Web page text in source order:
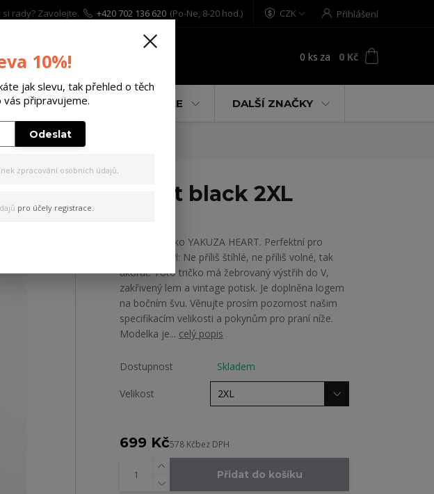
CZK Přihlášení
si rady? Zavolejte. +420 702 136 620 (Po-Ne, 8-20 hod.)
0 ks za 0 Kč
POUKAZY % AKCE DALŠÍ ZNAČKY
Basic T-Shirt black 2XL
Dámské tričko YAKUZA HEART. Perfektní pro
uvolněný styl: Ne příliš štíhlé, ne příliš volné, tak
akorát. Toto tričko má žebrovaný výstřih do V,
zakřivený lem a vintage potisk. Je doplněna logem
na bočním švu. Věnujte prosím pozornost našim
specifikacím velikosti a pokynům pro praní níže.
Modelka je... celý popis
Dostupnost Skladem
Velikost
699 Kč578 Kčbez DPH
Přidat do košíku
10%!
jak slevu, tak přehled o těch
vás připravujeme.
Odeslat
zpracování osobních údajů.
pro účely registrace.